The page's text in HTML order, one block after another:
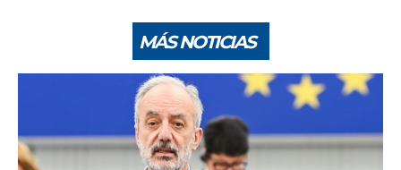
MÁS NOTICIAS